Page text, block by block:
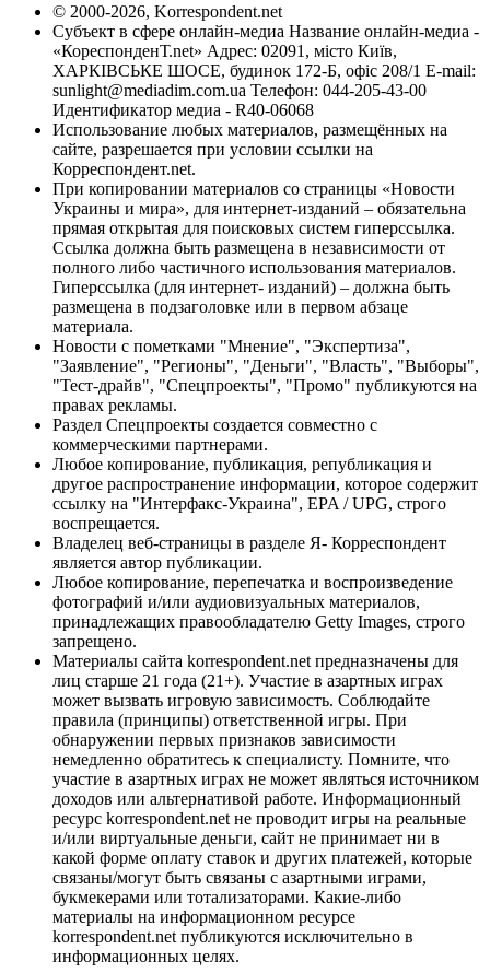
© 2000-2026, Korrespondent.net
Субъект в сфере онлайн-медиа Название онлайн-медиа -
«КореспонденТ.net» Адрес: 02091, місто Київ,
ХАРКІВСЬКЕ ШОСЕ, будинок 172-Б, офіс 208/1 E-mail:
sunlight@mediadim.com.ua Телефон: 044-205-43-00
Идентификатор медиа - R40-06068
Использование любых материалов, размещённых на
сайте, разрешается при условии ссылки на
Корреспондент.net.
При копировании материалов со страницы «Новости
Украины и мира», для интернет-изданий – обязательна
прямая открытая для поисковых систем гиперссылка.
Ссылка должна быть размещена в независимости от
полного либо частичного использования материалов.
Гиперссылка (для интернет- изданий) – должна быть
размещена в подзаголовке или в первом абзаце
материала.
Новости с пометками "Мнение", "Экспертиза",
"Заявление", "Регионы", "Деньги", "Власть", "Выборы",
"Тест-драйв", "Спецпроекты", "Промо" публикуются на
правах рекламы.
Раздел Спецпроекты создается совместно с
коммерческими партнерами.
Любое копирование, публикация, републикация и
другое распространение информации, которое содержит
ссылку на "Интерфакс-Украина", EPA / UPG, строго
воспрещается.
Владелец веб-страницы в разделе Я- Корреспондент
является автор публикации.
Любое копирование, перепечатка и воспроизведение
фотографий и/или аудиовизуальных материалов,
принадлежащих правообладателю Getty Images, строго
запрещено.
Материалы сайта korrespondent.net предназначены для
лиц старше 21 года (21+). Участие в азартных играх
может вызвать игровую зависимость. Соблюдайте
правила (принципы) ответственной игры. При
обнаружении первых признаков зависимости
немедленно обратитесь к специалисту. Помните, что
участие в азартных играх не может являться источником
доходов или альтернативой работе. Информационный
ресурс korrespondent.net не проводит игры на реальные
и/или виртуальные деньги, сайт не принимает ни в
какой форме оплату ставок и других платежей, которые
связаны/могут быть связаны с азартными играми,
букмекерами или тотализаторами. Какие-либо
материалы на информационном ресурсе
korrespondent.net публикуются исключительно в
информационных целях.